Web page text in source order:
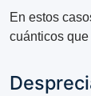
En estos
cuánticos